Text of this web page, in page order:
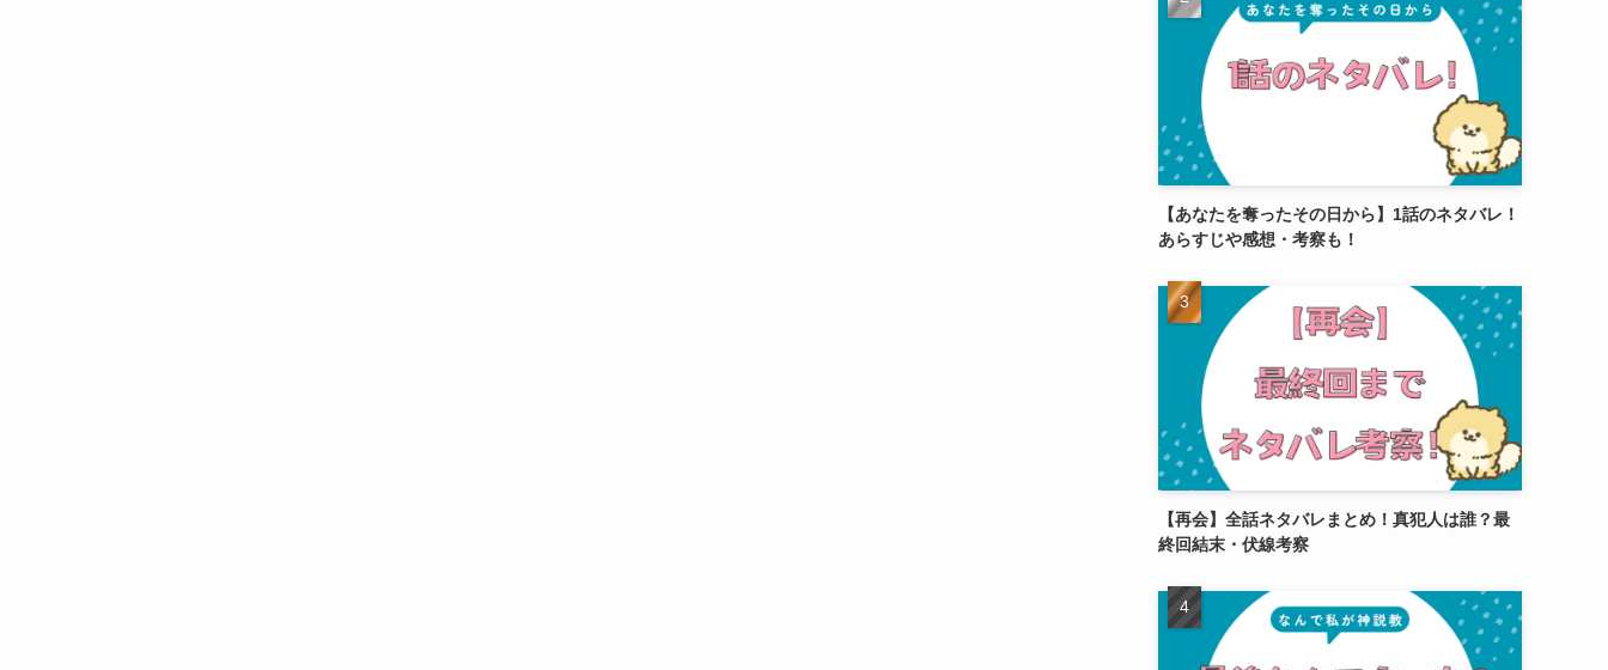
【あなたを奪ったその日から】1話のネタバレ！
あらすじや感想・考察も！
【再会】全話ネタバレまとめ！真犯人は誰？最
終回結末・伏線考察